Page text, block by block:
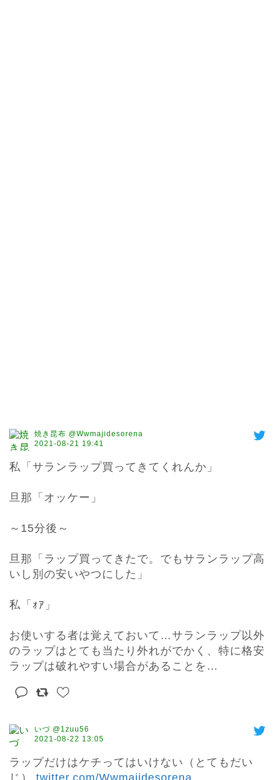
焼き昆布 @Wwmajidesorena
2021-08-21 19:41
私「サランラップ買ってきてくれんか」
旦那「オッケー」
～15分後～
旦那「ラップ買ってきたで。でもサランラップ高
いし別の安いやつにした」
私「ｫｱ」
お使いする者は覚えておいて…サランラップ以外
のラップはとても当たり外れがでかく、特に格安
ラップは破れやすい場合があることを…
いづ @1zuu56
2021-08-22 13:05
ラップだけはケチってはいけない（とてもだい